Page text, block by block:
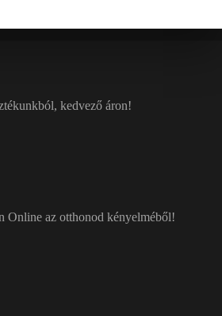
kedvező áron!
Online az otthonod kényelméből!